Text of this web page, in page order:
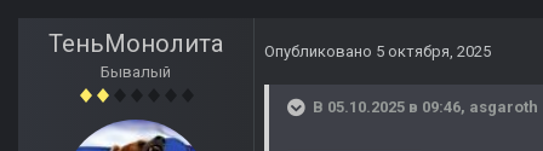
ТеньМонолита
Бывалый
Опубликовано 5 октября, 2025
В 05.10.2025 в 09:46, asgaroth